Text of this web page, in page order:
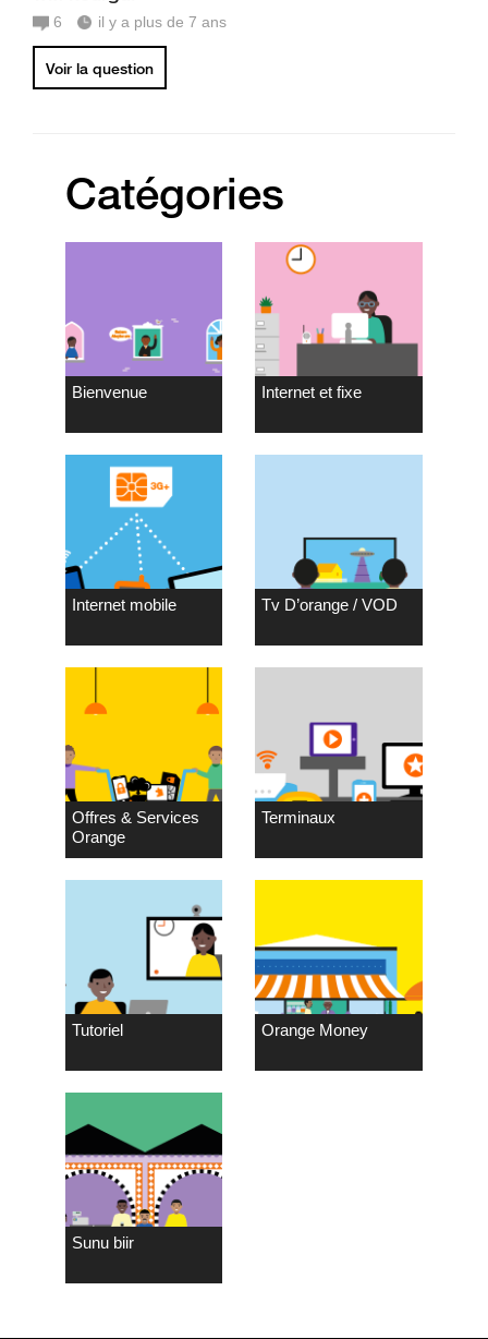
6 il y a plus de 7 ans
Voir la question
Catégories
Bienvenue Internet et fixe
Internet mobile Tv D’orange / VOD
Offres & Services
Orange
Terminaux
Tutoriel Orange Money
Sunu biir